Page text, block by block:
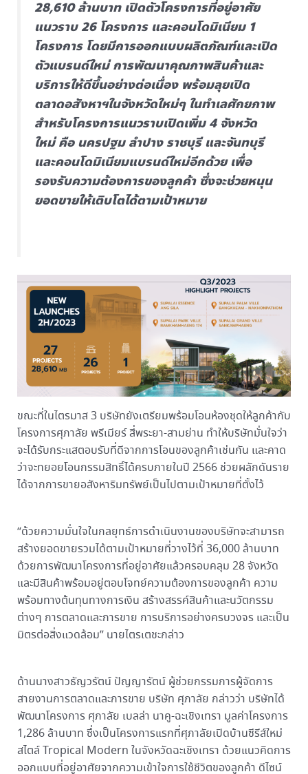
28,610 ล้านบาท เปิดตัวโครงการที่อยู่อาศัย
แนวราบ 26 โครงการ และคอนโดมิเนียม 1
โครงการ โดยมีการออกแบบผลิตภัณฑ์และเปิด
ตัวแบรนด์ใหม่ การพัฒนาคุณภาพสินค้าและ
บริการให้ดีขึ้นอย่างต่อเนื่อง พร้อมลุยเปิด
ตลาดอสังหาฯในจังหวัดใหม่ๆ ในทำเลศักยภาพ
สำหรับโครงการแนวราบเปิดเพิ่ม 4 จังหวัด
ใหม่ คือ นครปฐม ลำปาง ราชบุรี และจันทบุรี
และคอนโดมิเนียมแบรนด์ใหม่อีกด้วย เพื่อ
รองรับความต้องการของลูกค้า ซึ่งจะช่วยหนุน
ยอดขายให้เติบโตได้ตามเป้าหมาย
ขณะที่ในไตรมาส 3 บริษัทยังเตรียมพร้อมโอนห้องชุดให้ลูกค้ากับ
โครงการศุภาลัย พรีเมียร์ สี่พระยา-สามย่าน ทำให้บริษัทมั่นใจว่า
จะได้รับกระแสตอบรับที่ดีจากการโอนของลูกค้าเช่นกัน และคาด
ว่าจะทยอยโอนกรรมสิทธิ์ได้ครบภายในปี 2566 ช่วยผลักดันราย
ได้จากการขายอสังหาริมทรัพย์เป็นไปตามเป้าหมายที่ตั้งไว้
“ด้วยความมั่นใจในกลยุทธ์การดำเนินงานของบริษัทจะสามารถ
สร้างยอดขายรวมได้ตามเป้าหมายที่วางไว้ที่ 36,000 ล้านบาท
ด้วยการพัฒนาโครงการที่อยู่อาศัยแล้วครอบคลุม 28 จังหวัด
และมีสินค้าพร้อมอยู่ตอบโจทย์ความต้องการของลูกค้า ความ
พร้อมทางต้นทุนทางการเงิน สร้างสรรค์สินค้าและนวัตกรรม
ต่างๆ การตลาดและการขาย การบริการอย่างครบวงจร และเป็น
มิตรต่อสิ่งแวดล้อม” นายไตรเตชะกล่าว
ด้านนางสาวธัญวรัตน์ ปัญญารัตน์ ผู้ช่วยกรรมการผู้จัดการ
สายงานการตลาดและการขาย บริษัท ศุภาลัย กล่าวว่า บริษัทได้
พัฒนาโครงการ ศุภาลัย เบลล่า นาคู-ฉะเชิงเทรา มูลค่าโครงการ
1,286 ล้านบาท ซึ่งเป็นโครงการแรกที่ศุภาลัยเปิดบ้านซีรีส์ใหม่
สไตล์ Tropical Modern ในจังหวัดฉะเชิงเทรา ด้วยแนวคิดการ
ออกแบบที่อยู่อาศัยจากความเข้าใจการใช้ชีวิตของลูกค้า ดีไซน์